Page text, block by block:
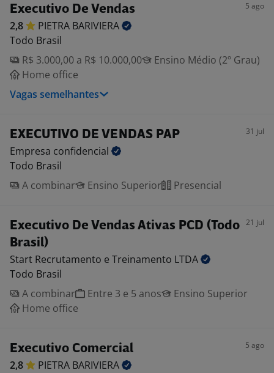
Executivo De Vendas 5 ago
2,8 PIETRA BARIVIERA
Todo Brasil
R$ 3.000,00 a R$ 10.000,00
Ensino Médio (2º Grau)
Home office
Vagas semelhantes
EXECUTIVO DE VENDAS PAP 31 jul
Empresa confidencial
Todo Brasil
A combinar
Ensino Superior Presencial
Executivo De Vendas Ativas PCD (Todo
Brasil)
21 jul
Start Recrutamento e Treinamento LTDA
Todo Brasil
A combinar
Entre 3 e 5 anos
Ensino Superior
Home office
Executivo Comercial 5 ago
2,8 PIETRA BARIVIERA